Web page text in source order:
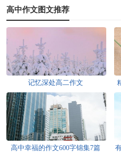
高中作文图文推荐
记忆深处高二作文
高中幸福的作文600字锦集7篇